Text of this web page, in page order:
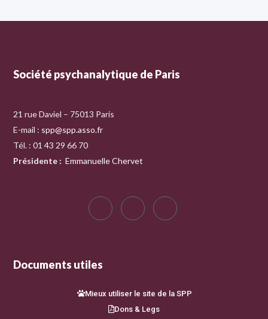
Société psychanalytique de Paris
21 rue Daviel – 75013 Paris
E-mail : spp@spp.asso.fr
Tél. : 01 43 29 66 70
Présidente : Emmanuelle Chervet
Documents utiles
Mieux utiliser le site de la SPP
Dons & Legs